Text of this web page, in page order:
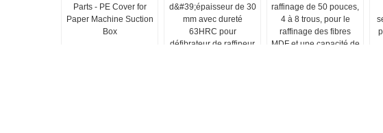
Parts - PE Cover for
Paper Machine Suction
Box
d&#39;épaisseur de 30
mm avec dureté
63HRC pour
défibrateur de raffineur
raffinage de 50 pouces,
4 à 8 trous, pour le
raffinage des fibres
MDF et une capacité de